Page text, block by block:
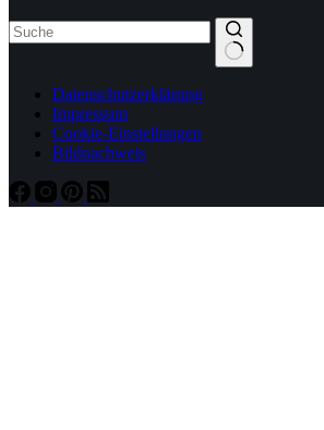
Datenschutzerklärung
Impressum
Cookie-Einstellungen
Bildnachweis